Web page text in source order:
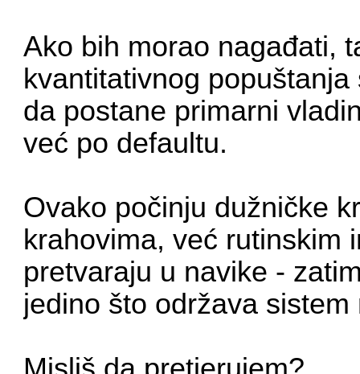
Ako bih morao nagađati,
kvantitativnog
da postane primarni
već po defaultu.
Ovako počinju dužničke
krahovima, već rutinskim
pretvaraju u navike -
jedino što održava sistem